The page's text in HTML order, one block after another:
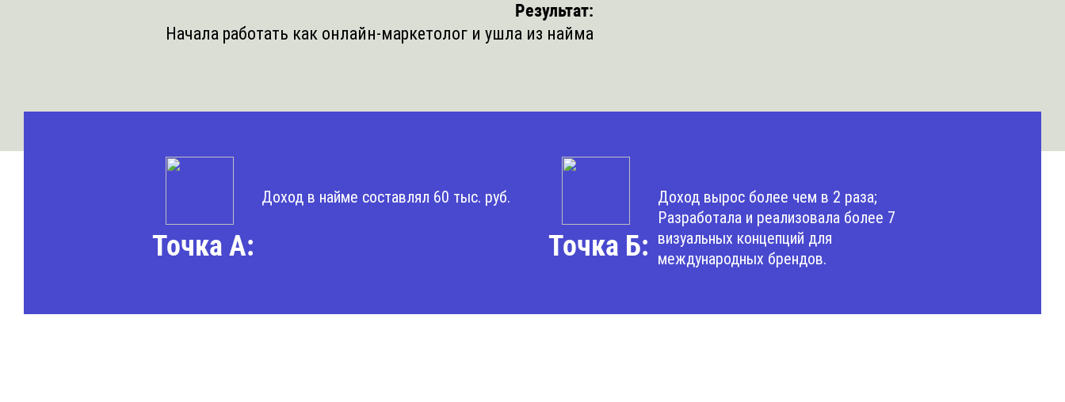
Результат:
Начала работать как онлайн-маркетолог и ушла из найма
Точка А:
Доход в найме составлял 60 тыс. руб.
Точка Б:
Доход вырос более чем в 2 раза;
Разработала и реализовала более 7
визуальных концепций для
международных брендов.